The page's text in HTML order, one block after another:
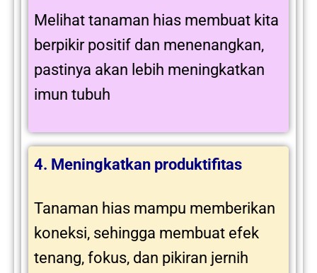
Melihat tanaman hias membuat kita
berpikir positif dan menenangkan,
pastinya akan lebih meningkatkan
imun tubuh
4. Meningkatkan produktifitas
Tanaman hias mampu memberikan
koneksi, sehingga membuat efek
tenang, fokus, dan pikiran jernih